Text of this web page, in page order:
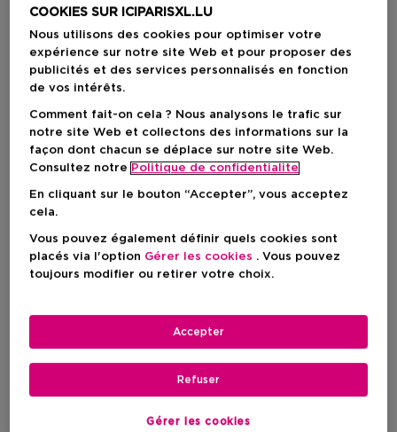
Choisissez votre format
100 ML En rupture de stock
Prix du produit
117,90 €
VOIR LA DISPONIBILITÉ EN MAGASIN
Livraison à domicile
COOKIES SUR ICIPARISXL.LU
Nous utilisons des cookies pour optimiser votre
expérience sur notre site Web et pour proposer des
publicités et des services personnalisés en fonction
de vos intérêts.
Comment fait-on cela ? Nous analysons le trafic sur
notre site Web et collectons des informations sur la
façon dont chacun se déplace sur notre site Web.
Consultez notre Politique de confidentialite
En cliquant sur le bouton “Accepter”, vous acceptez
cela.
Vous pouvez également définir quels cookies sont
placés via l'option Gérer les cookies . Vous pouvez
toujours modifier ou retirer votre choix.
Gérer les cookies
Refuser
Accepter